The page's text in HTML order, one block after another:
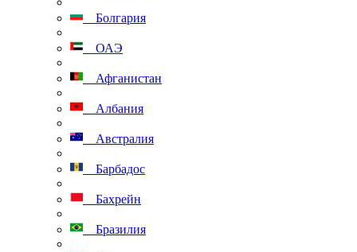
Болгария
ОАЭ
Афганистан
Албания
Австралия
Барбадос
Бахрейн
Бразилия